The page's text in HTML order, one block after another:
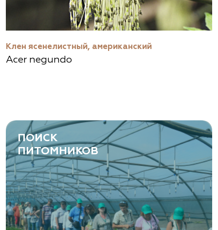
Клен ясенелистный, американский
Acer negundo
ПОИСК
ПИТОМНИКОВ